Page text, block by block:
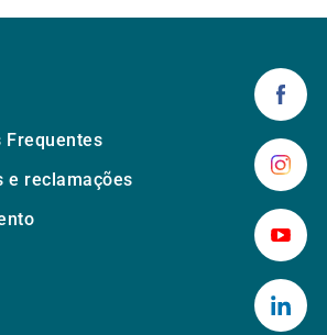
Frequentes
e reclamações